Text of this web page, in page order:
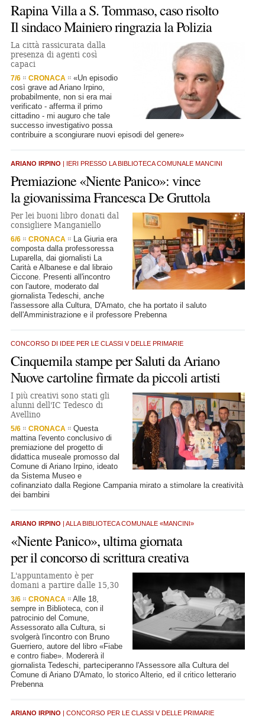
Rapina Villa a S. Tommaso, caso risolto
Il sindaco Mainiero ringrazia la Polizia
La città rassicurata dalla
presenza di agenti così
capaci
7/6 CRONACA
«Un episodio
così grave ad Ariano Irpino,
probabilmente, non si era mai
verificato - afferma il primo
cittadino - mi auguro che tale
successo investigativo possa
contribuire a scongiurare nuovi episodi del genere»
ARIANO IRPINO | IERI PRESSO LA BIBLIOTECA COMUNALE MANCINI
Premiazione «Niente Panico»: vince
la giovanissima Francesca De Gruttola
Per lei buoni libro donati dal
consigliere Manganiello
6/6 CRONACA
La Giuria era
composta dalla professoressa
Luparella, dai giornalisti La
Carità e Albanese e dal libraio
Ciccone. Presenti all'incontro
con l'autore, moderato dal
giornalista Tedeschi, anche
l'assessore alla Cultura, D'Amato, che ha portato il saluto
dell'Amministrazione e il professore Prebenna
CONCORSO DI IDEE PER LE CLASSI V DELLE PRIMARIE
Cinquemila stampe per Saluti da Ariano
Nuove cartoline firmate da piccoli artisti
I più creativi sono stati gli
alunni dell'IC Tedesco di
Avellino
5/6 CRONACA
Questa
mattina l'evento conclusivo di
premiazione del progetto di
didattica museale promosso dal
Comune di Ariano Irpino, ideato
da Sistema Museo e
cofinanziato dalla Regione Campania mirato a stimolare la creatività
dei bambini
ARIANO IRPINO | ALLA BIBLIOTECA COMUNALE «MANCINI»
«Niente Panico», ultima giornata
per il concorso di scrittura creativa
L'appuntamento è per
domani a partire dalle 15,30
3/6 CRONACA
Alle 18,
sempre in Biblioteca, con il
patrocinio del Comune,
Assessorato alla Cultura, si
svolgerà l'incontro con Bruno
Guerriero, autore del libro «Fiabe
e contro fiabe». Modererà il
giornalista Tedeschi, parteciperanno l'Assessore alla Cultura del
Comune di Ariano D'Amato, lo storico Alterio, ed il critico letterario
Prebenna
ARIANO IRPINO | CONCORSO PER LE CLASSI V DELLE PRIMARIE